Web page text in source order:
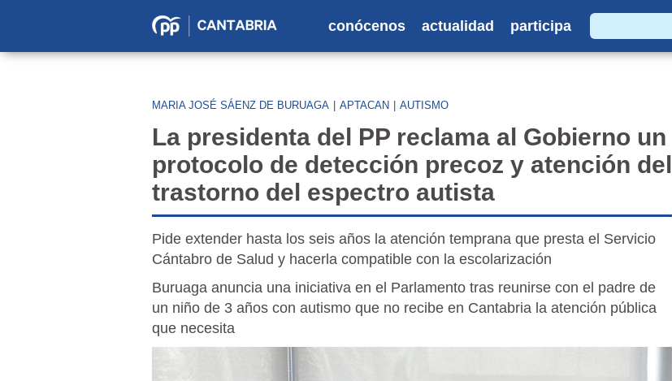
Partido
en
conócenos actualidad participa
Buscar
MARIA JOSÉ SÁENZ DE BURUAGA APTACAN AUTISMO
La presidenta del PP reclama al Gobierno un
protocolo de detección precoz y atención del
trastorno del espectro autista
Pide extender hasta los seis años la atención temprana que presta el Servicio
Cántabro de Salud y hacerla compatible con la escolarización
Buruaga anuncia una iniciativa en el Parlamento tras reunirse con el padre de
un niño de 3 años con autismo que no recibe en Cantabria la atención pública
que necesita